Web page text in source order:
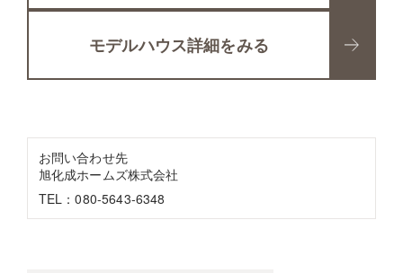
モデルハウス詳細をみる
お問い合わせ先
旭化成ホームズ株式会社
TEL：080-5643-6348